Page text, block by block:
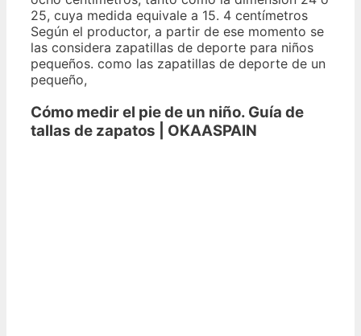
25, cuya medida equivale a 15. 4 centímetros
Según el productor, a partir de ese momento se
las considera zapatillas de deporte para niños
pequeños. como las zapatillas de deporte de un
pequeño,
Cómo medir el pie de un niño. Guía de
tallas de zapatos | OKAASPAIN